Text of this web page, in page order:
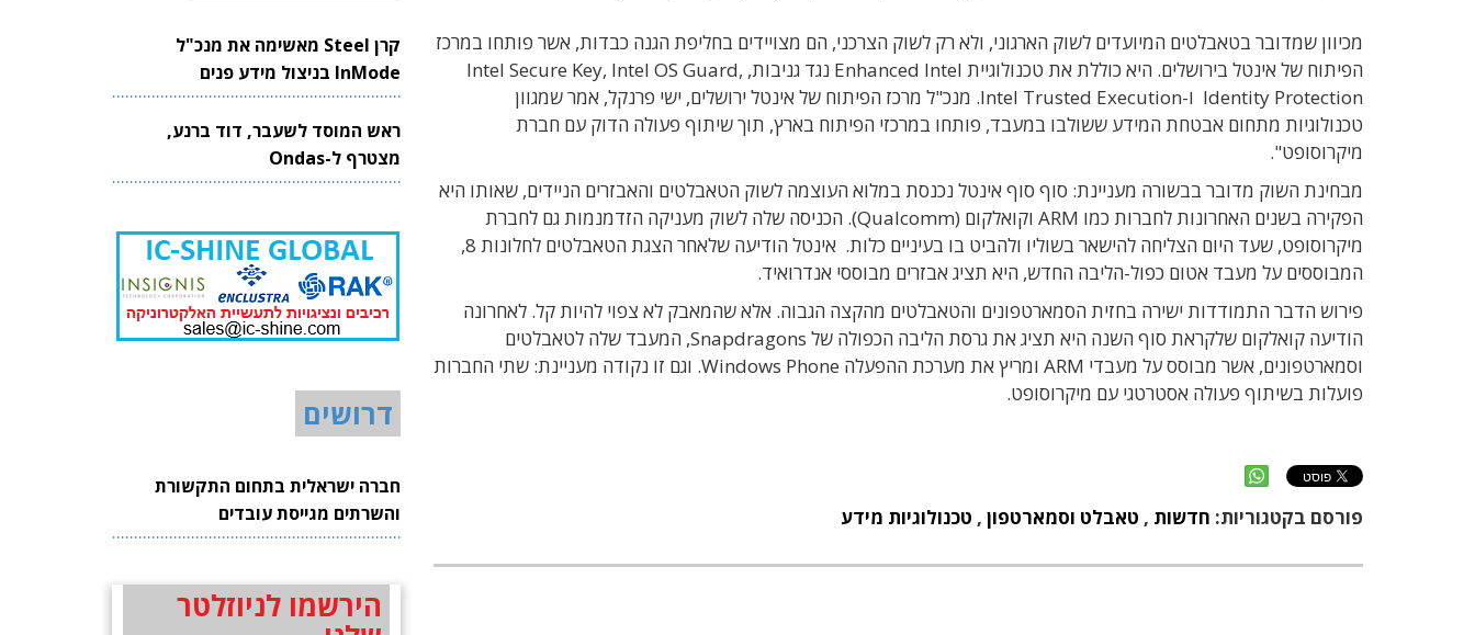
מכיוון שמדובר בטאבלטים המיועדים לשוק הארגוני, ולא רק לשוק הצרכני, הם מצויידים בחליפת הגנה כבדות, אשר פותחו במרכז
הפיתוח של אינטל בירושלים. היא כוללת את טכנולוגיית Enhanced Intel נגד גניבות, Intel Secure Key, Intel OS Guard,
Identity Protection ו-Intel Trusted Execution. מנכ"ל מרכז הפיתוח של אינטל ירושלים, ישי פרנקל, אמר שמגוון
טכנולוגיות מתחום אבטחת המידע ששולבו במעבד, פותחו במרכזי הפיתוח בארץ, תוך שיתוף פעולה הדוק עם חברת
מיקרוסופט".
מבחינת השוק מדובר בבשורה מעניינת: סוף סוף אינטל נכנסת במלוא העוצמה לשוק הטאבלטים והאבזרים הניידים, שאותו היא
הפקירה בשנים האחרונות לחברות כמו ARM וקואלקום (Qualcomm). הכניסה שלה לשוק מעניקה הזדמנמות גם לחברת
מיקרוסופט, שעד היום הצליחה להישאר בשוליו ולהביט בו בעיניים כלות. אינטל הודיעה שלאחר הצגת הטאבלטים לחלונות 8,
המבוססים על מעבד אטום כפול-הליבה החדש, היא תציג אבזרים מבוססי אנדרואיד.
פירוש הדבר התמודדות ישירה בחזית הסמארטפונים והטאבלטים מהקצה הגבוה. אלא שהמאבק לא צפוי להיות קל. לאחרונה
הודיעה קואלקום שלקראת סוף השנה היא תציג את גרסת הליבה הכפולה של Snapdragons, המעבד שלה לטאבלטים
וסמארטפונים, אשר מבוסס על מעבדי ARM ומריץ את מערכת ההפעלה Windows Phone. וגם זו נקודה מעניינת: שתי החברות
פועלות בשיתוף פעולה אסטרטגי עם מיקרוסופט.
פורסם בקטגוריות: חדשות , טאבלט וסמארטפון , טכנולוגיות מידע
קרן Steel מאשימה את מנכ"ל
InMode בניצול מידע פנים
ראש המוסד לשעבר, דוד ברנע,
מצטרף ל-Ondas
דרושים
חברה ישראלית בתחום התקשורת
והשרתים מגייסת עובדים
הירשמו לניוזלטר